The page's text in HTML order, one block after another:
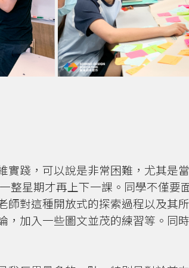
實踐，可以說是非常困難，尤其是
整星期才再上下一課。同學不僅
師對這種開放式的探索過程以及其
加入一些圖文並茂的練習等。同